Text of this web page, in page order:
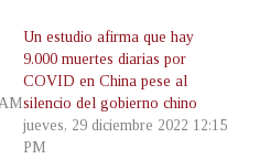
Un estudio afirma que hay
9.000 muertes diarias por
COVID en China pese al
silencio del gobierno chino
jueves, 29 diciembre 2022 12:15
PM